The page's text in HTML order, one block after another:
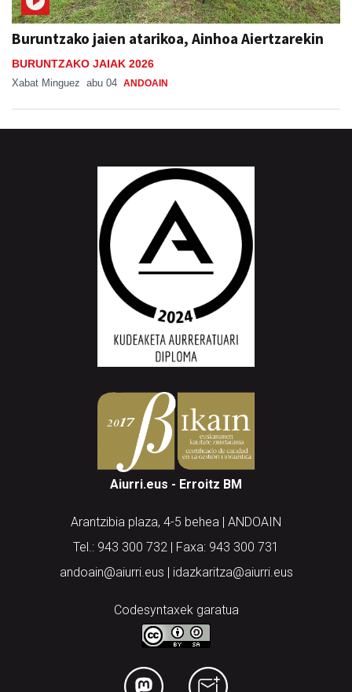
Buruntzako jaien atarikoa, Ainhoa Aiertzarekin
BURUNTZAKO JAIAK 2026
Xabat Minguez abu 04 ANDOAIN
Aiurri.eus - Erroitz BM
Arantzibia plaza, 4-5 behea | ANDOAIN
Tel.: 943 300 732 | Faxa: 943 300 731
andoain@aiurri.eus | idazkaritza@aiurri.eus
Codesyntaxek garatua